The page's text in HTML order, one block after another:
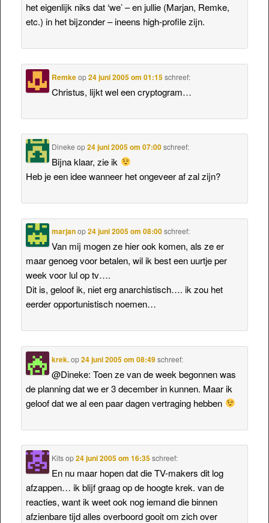
het eigenlijk niks dat ‘we’ – en jullie (Marjan, Remke,
etc.) in het bijzonder – ineens high-profile zijn.
Remkeop24 juni 2005 om 01:15 schreef:
Christus, lijkt wel een cryptogram…
Dineke op24 juni 2005 om 07:00 schreef:
Bijna klaar, zie ik
Heb je een idee wanneer het ongeveer af zal zijn?
marjanop24 juni 2005 om 08:00 schreef:
Van mij mogen ze hier ook komen, als ze er
maar genoeg voor betalen, wil ik best een uurtje per
week voor lul op tv….
Dit is, geloof ik, niet erg anarchistisch…. ik zou het
eerder opportunistisch noemen…
krek.op24 juni 2005 om 08:49 schreef:
@Dineke: Toen ze van de week begonnen was
de planning dat we er 3 december in kunnen. Maar ik
geloof dat we al een paar dagen vertraging hebben
Kitsop24 juni 2005 om 16:35 schreef:
En nu maar hopen dat die TV-makers dit log
afzappen… ik blijf graag op de hoogte krek. van de
reacties, want ik weet ook nog iemand die binnen
afzienbare tijd alles overboord gooit om zich over